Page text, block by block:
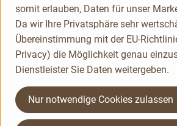
somit erlauben, Daten für unser
Da wir Ihre Privatsphäre sehr
Übereinstimmung mit der EU-
Privacy) die Möglichkeit genau
Dienstleister Sie Daten weitergeben.
Nur notwendige Cookies zulassen